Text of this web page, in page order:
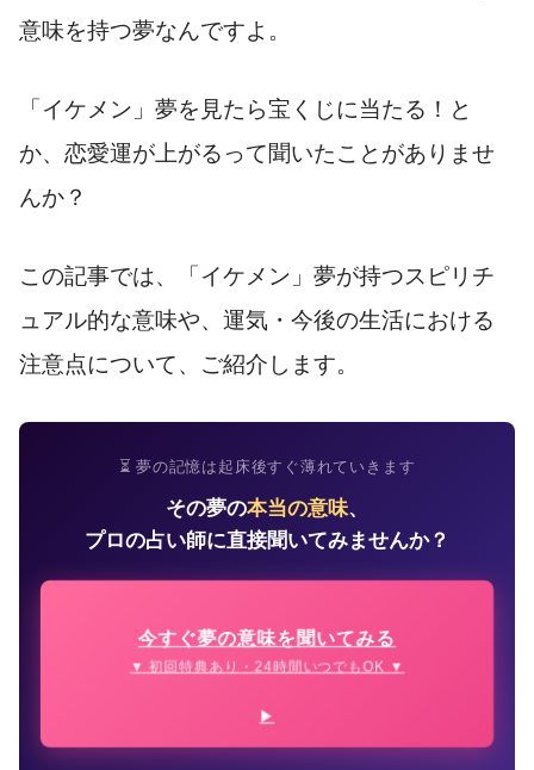
意味を持つ夢なんですよ。
「イケメン」夢を見たら宝くじに当たる！と
か、恋愛運が上がるって聞いたことがありませ
んか？
この記事では、「イケメン」夢が持つスピリチ
ュアル的な意味や、運気・今後の生活における
注意点について、ご紹介します。
⏳ 夢の記憶は起床後すぐ薄れていきます
その夢の本当の意味、
プロの占い師に直接聞いてみませんか？
今すぐ夢の意味を聞いてみる
▼ 初回特典あり・24時間いつでもOK ▼